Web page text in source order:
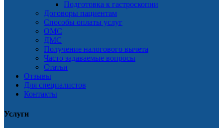
Подготовка к гастроскопии
Договоры пациентам
Способы оплаты услуг
ОМС
ДМС
Получение налогового вычета
Часто задаваемые вопросы
Статьи
Отзывы
Для специалистов
Контакты
Услуги